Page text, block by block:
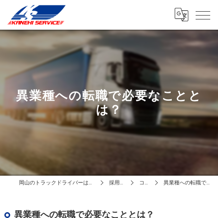
異業種への転職で必要なことと
は？
岡山のトラックドライバーは有限会社カネヒサービス 採用ブログ コラム 異業種への転職で必要なこととは？
異業種への転職で必要なこととは？